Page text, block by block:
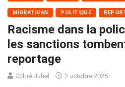
MIGRATIONS POLITIQUE
Racisme dans la
les sanctions
reportage
Chloé Juhel 2 octobre 2025